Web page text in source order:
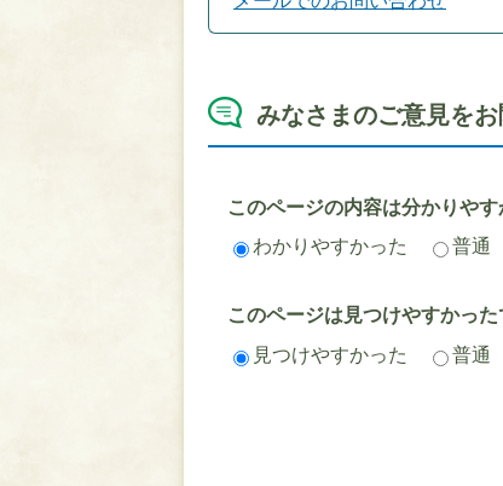
みなさまのご意見を
このページの内容は分かりや
わかりやすかった
普通
このページは見つけやすかった
見つけやすかった
普通